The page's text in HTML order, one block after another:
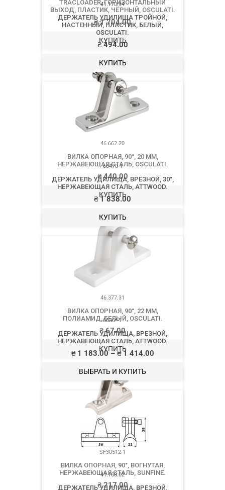
TRACLOADER, ГОРИЗОНТАЛЬНЫЙ
ВЫХОД, ПЛАСТИК, ЧЁРНЫЙ, OSCULATI.
₴1 704.00
КУПИТЬ
46.662.20
ВИЛКА ОПОРНАЯ, 90°, 20 ММ,
НЕРЖАВЕЮЩАЯ СТАЛЬ, OSCULATI.
₴440.00
КУПИТЬ
46.377.31
ВИЛКА ОПОРНАЯ, 90°, 22 ММ,
ПОЛИАМИД, БЕЛЫЙ, OSCULATI.
₴67.00
КУПИТЬ
SF30512-1
ВИЛКА ОПОРНАЯ, 90°, ВОГНУТАЯ,
НЕРЖАВЕЮЩАЯ СТАЛЬ, SUNFINE.
₴217.00